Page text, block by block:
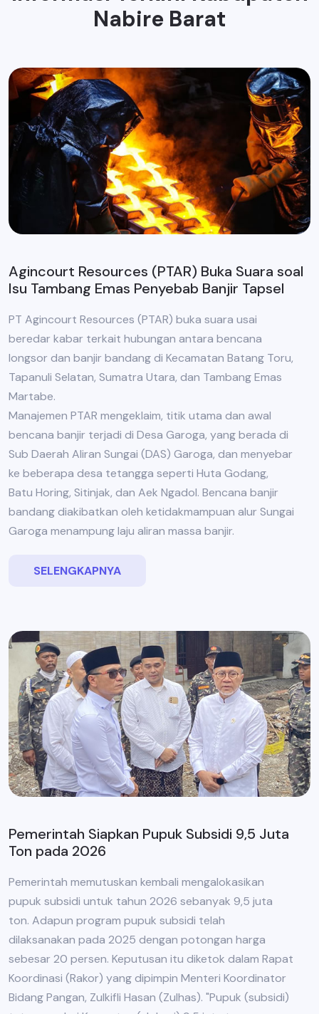
Nabire Barat
Agincourt Resources (PTAR) Buka Suara soal
Isu Tambang Emas Penyebab Banjir Tapsel
PT Agincourt Resources (PTAR) buka suara usai
beredar kabar terkait hubungan antara bencana
longsor dan banjir bandang di Kecamatan Batang Toru,
Tapanuli Selatan, Sumatra Utara, dan Tambang Emas
Martabe.
Manajemen PTAR mengeklaim, titik utama dan awal
bencana banjir terjadi di Desa Garoga, yang berada di
Sub Daerah Aliran Sungai (DAS) Garoga, dan menyebar
ke beberapa desa tetangga seperti Huta Godang,
Batu Horing, Sitinjak, dan Aek Ngadol. Bencana banjir
bandang diakibatkan oleh ketidakmampuan alur Sungai
Garoga menampung laju aliran massa banjir.
SELENGKAPNYA
Pemerintah Siapkan Pupuk Subsidi 9,5 Juta
Ton pada 2026
Pemerintah memutuskan kembali mengalokasikan
pupuk subsidi untuk tahun 2026 sebanyak 9,5 juta
ton. Adapun program pupuk subsidi telah
dilaksanakan pada 2025 dengan potongan harga
sebesar 20 persen. Keputusan itu diketok dalam Rapat
Koordinasi (Rakor) yang dipimpin Menteri Koordinator
Bidang Pangan, Zulkifli Hasan (Zulhas). "Pupuk (subsidi)